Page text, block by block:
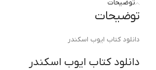
توضیحات
توضیحات
دانلود کتاب ایوب اسکندر
دانلود کتاب ایوب اسکندر